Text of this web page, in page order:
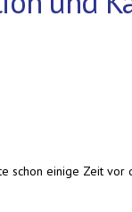
schon einige Zeit